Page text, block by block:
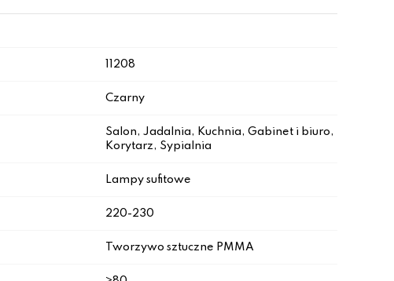
11208
Czarny
Salon, Jadalnia, Kuchnia, Gabinet i biuro,
Korytarz, Sypialnia
Lampy sufitowe
220-230
Tworzywo sztuczne PMMA